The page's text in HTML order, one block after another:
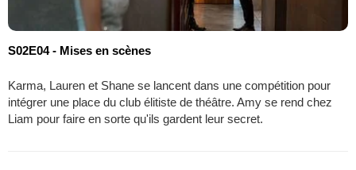
S02E04 - Mises en scènes
Karma, Lauren et Shane se lancent dans une compétition pour
intégrer une place du club élitiste de théâtre. Amy se rend chez
Liam pour faire en sorte qu'ils gardent leur secret.